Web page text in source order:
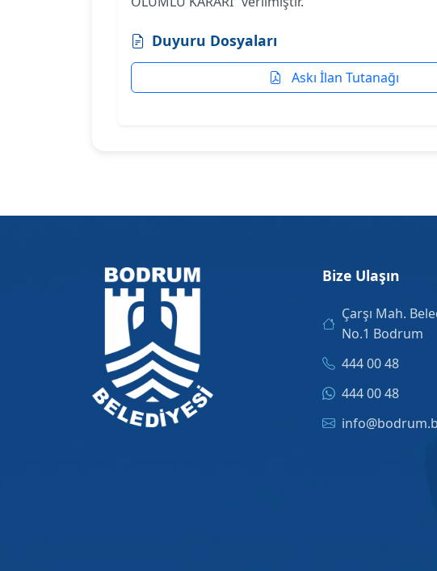
Duyuru Dosyaları
Askı İlan Tutanağı
Bize Ulaşın
Çarşı Mah.
No.1 Bodrum
444 00 48
444 00 48